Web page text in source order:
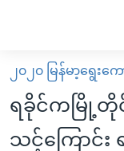
လွယ်ကူ
စေ
သည့်
မူလစာမျက်နှာ
မြန်မာ
ကမ္ဘာ့သတင်းများ
၂၀၂၀ မြန်မာ့ရွေးက
ရခိုင်ကမြို့တိုင်
သင့်ကြောင်း